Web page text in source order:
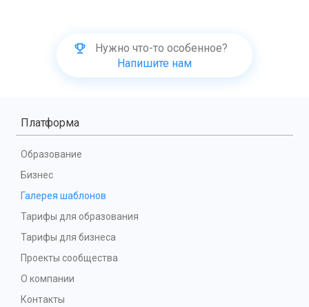
Нужно что-то особенное?
Напишите нам
Платформа
Образование
Бизнес
Галерея шаблонов
Тарифы для образования
Тарифы для бизнеса
Проекты сообщества
О компании
Контакты